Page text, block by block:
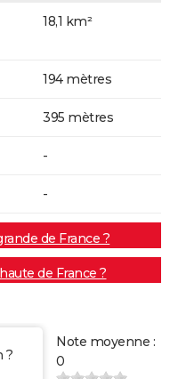
18,1 km²
194 mètres
395 mètres
-
-
de France ?
de France ?
?
Note moyenne :
0